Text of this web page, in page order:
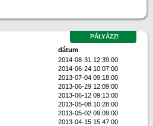
PÁLYÁZZ!
dátum
2014-08-31 12:39:00
2014-06-24 10:07:00
2013-07-04 09:18:00
2013-06-29 12:09:00
2013-06-12 09:13:00
2013-05-08 10:28:00
2013-05-02 09:09:00
2013-04-15 15:47:00